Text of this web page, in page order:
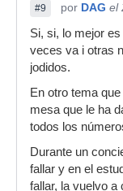
#9 por DAG el
Si, si, lo mejor
veces va i otras
jodidos.
En otro tema
mesa que le ha
todos los
Durante un
fallar y en el
fallar, la vuelvo a